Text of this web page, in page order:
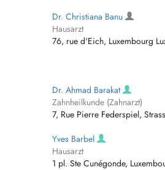
Dr. Christiana Banu
Hausarzt
76, rue d'Eich, Luxembourg
Dr. Ahmad Barakat
Zahnheilkunde (Zahnarzt)
7, Rue Pierre Federspiel,
Yves Barbel
Hausarzt
1 pl. Ste Cunégonde,